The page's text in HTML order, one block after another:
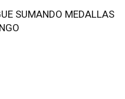
SUMANDO MEDALLAS